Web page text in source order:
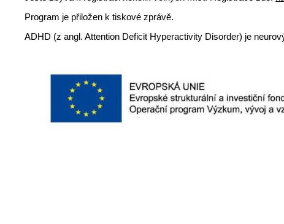
Program je přiložen k tiskové zprávě.
ADHD (z angl. Attention Deficit Hyperactivity Disorder) je